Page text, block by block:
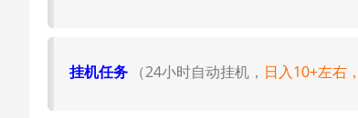
挂机任务 （24小时自动挂机， 日入10+左右